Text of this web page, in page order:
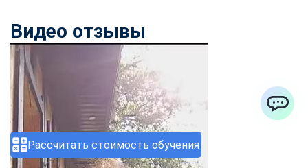
Рассчитать стоимость обучения
Видео отзывы
ChatApp